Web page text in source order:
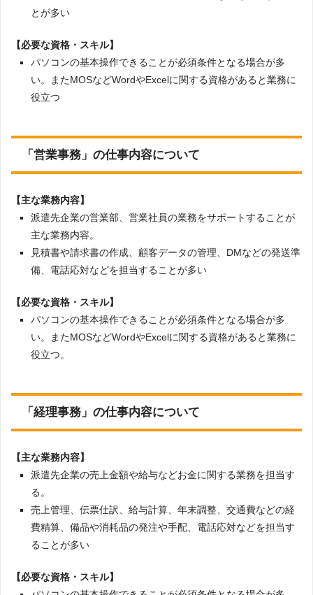
とが多い
【必要な資格・スキル】
パソコンの基本操作できることが必須条件となる場合が多
い。またMOSなどWordやExcelに関する資格があると業務に
役立つ
「営業事務」の仕事内容について
【主な業務内容】
派遣先企業の営業部、営業社員の業務をサポートすることが
主な業務内容。
見積書や請求書の作成、顧客データの管理、DMなどの発送準
備、電話応対などを担当することが多い
【必要な資格・スキル】
パソコンの基本操作できることが必須条件となる場合が多
い。またMOSなどWordやExcelに関する資格があると業務に
役立つ。
「経理事務」の仕事内容について
【主な業務内容】
派遣先企業の売上金額や給与などお金に関する業務を担当す
る。
売上管理、伝票仕訳、給与計算、年末調整、交通費などの経
費精算、備品や消耗品の発注や手配、電話応対などを担当す
ることが多い
【必要な資格・スキル】